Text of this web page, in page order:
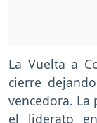
La Vuelta a
cierre
vencedora. La
el liderato